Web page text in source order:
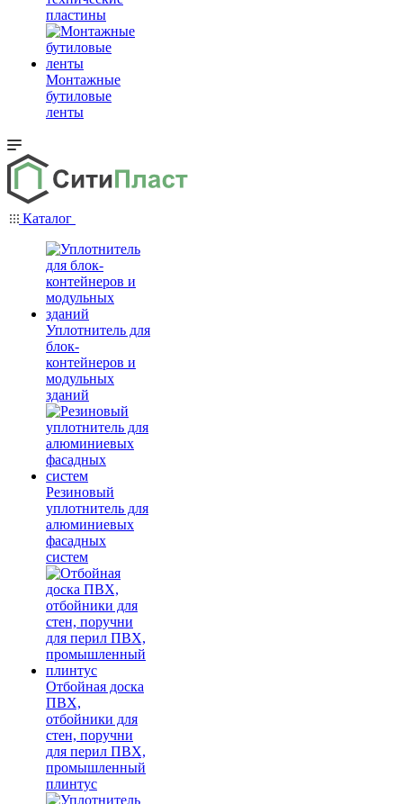
пластины
Монтажные
бутиловые
ленты
Каталог
Уплотнитель для
блок-
контейнеров и
модульных
зданий
Резиновый
уплотнитель для
алюминиевых
фасадных
систем
Отбойная доска
ПВХ,
отбойники для
стен, поручни
для перил ПВХ,
промышленный
плинтус